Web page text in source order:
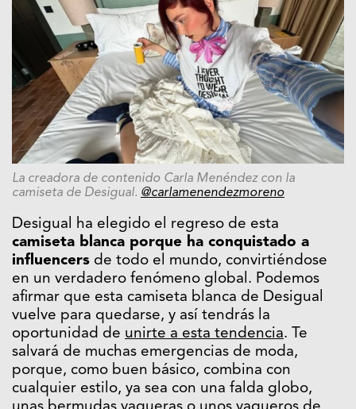
La creadora de contenido Carla Menéndez con la
camiseta de Desigual. @carlamenendezmoreno
Desigual ha elegido el regreso de esta
camiseta blanca porque ha conquistado a
influencers de todo el mundo, convirtiéndose
en un verdadero fenómeno global. Podemos
afirmar que esta camiseta blanca de Desigual
vuelve para quedarse, y así tendrás la
oportunidad de unirte a esta tendencia. Te
salvará de muchas emergencias de moda,
porque, como buen básico, combina con
cualquier estilo, ya sea con una falda globo,